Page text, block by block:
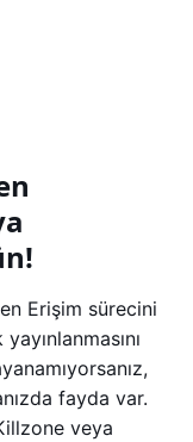
Erişim sürecini
fayda var.
veya